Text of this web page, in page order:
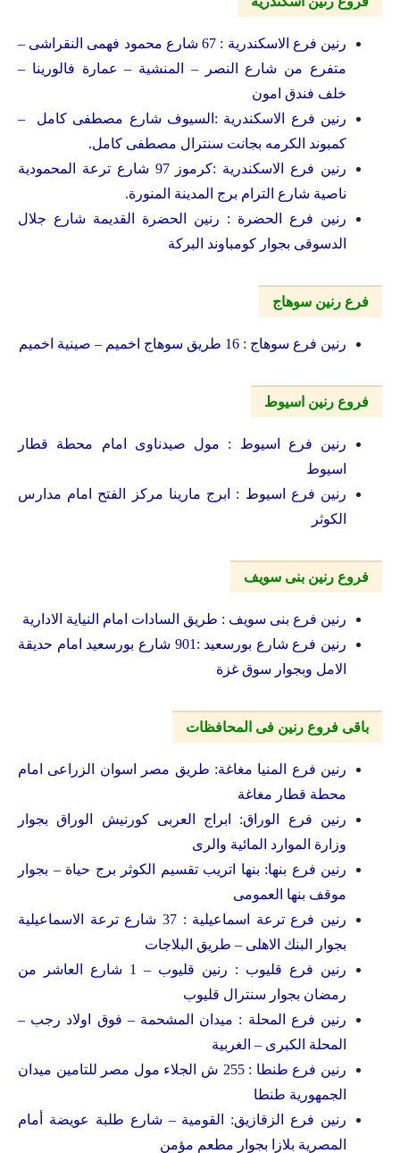
رنين فرع الاسكندرية : 67 شارع محمود فهمى النقراشى –
متفرع من شارع النصر – المنشية – عمارة فالورينا –
خلف فندق امون
رنين فرع الاسكندرية :السيوف شارع مصطفى كامل –
كمبوند الكرمه بجانت سنترال مصطفى كامل.
رنين فرع الاسكندرية :كرموز 97 شارع ترعة المحمودية
ناصية شارع الترام برج المدينة المنورة.
رنين فرع الحضرة : رنين الحضرة القديمة شارع جلال
الدسوقى بجوار كومباوند البركة
فرع رنين سوهاج
رنين فرع سوهاج : 16 طريق سوهاج اخميم – صينية اخميم
فروع رنين اسيوط
رنين فرع اسيوط : مول صيدناوى امام محطة قطار
اسيوط
رنين فرع اسيوط : ابرج مارينا مركز الفتح امام مدارس
الكوثر
فروع رنين بنى سويف
رنين فرع بنى سويف : طريق السادات امام النياية الادارية
رنين فرع شارع بورسعيد :901 شارع بورسعيد امام حديقة
الامل وبجوار سوق غزة
باقى فروع رنين فى المحافظات
رنين فرع المنيا مغاغة: طريق مصر اسوان الزراعى امام
محطة قطار مغاغة
رنين فرع الوراق: ابراج العربى كورنيش الوراق بجوار
وزارة الموارد المائية والرى
رنين فرع بنها: بنها اتريب تقسيم الكوثر برج حياة – بجوار
موقف بنها العمومى
رنين فرع ترعة اسماعيلية : 37 شارع ترعة الاسماعيلية
بجوار البنك الاهلى – طريق البلاجات
رنين فرع قليوب : رنين قليوب – 1 شارع العاشر من
رمضان بجوار سنترال قليوب
رنين فرع المحلة : ميدان المشحمة – فوق اولاد رجب –
المحلة الكبرى – الغربية
رنين فرع طنطا : 255 ش الجلاء مول مصر للتامين ميدان
الجمهورية طنطا
رنين فرع الزقازيق: القومية – شارع طلبة عويضة أمام
المصرية بلازا بجوار مطعم مؤمن